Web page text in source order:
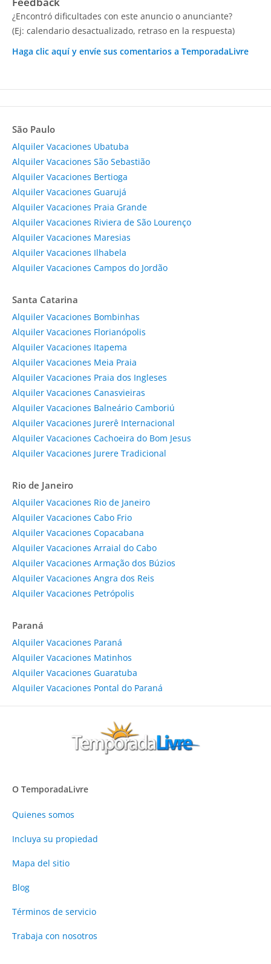
¿Encontró dificultades con este anuncio o anunciante?
(Ej: calendario desactualizado, retraso en la respuesta)
Haga clic aquí y envíe sus comentarios a TemporadaLivre
São Paulo
Alquiler Vacaciones Ubatuba
Alquiler Vacaciones São Sebastião
Alquiler Vacaciones Bertioga
Alquiler Vacaciones Guarujá
Alquiler Vacaciones Praia Grande
Alquiler Vacaciones Riviera de São Lourenço
Alquiler Vacaciones Maresias
Alquiler Vacaciones Ilhabela
Alquiler Vacaciones Campos do Jordão
Santa Catarina
Alquiler Vacaciones Bombinhas
Alquiler Vacaciones Florianópolis
Alquiler Vacaciones Itapema
Alquiler Vacaciones Meia Praia
Alquiler Vacaciones Praia dos Ingleses
Alquiler Vacaciones Canasvieiras
Alquiler Vacaciones Balneário Camboriú
Alquiler Vacaciones Jurerê Internacional
Alquiler Vacaciones Cachoeira do Bom Jesus
Alquiler Vacaciones Jurere Tradicional
Rio de Janeiro
Alquiler Vacaciones Rio de Janeiro
Alquiler Vacaciones Cabo Frio
Alquiler Vacaciones Copacabana
Alquiler Vacaciones Arraial do Cabo
Alquiler Vacaciones Armação dos Búzios
Alquiler Vacaciones Angra dos Reis
Alquiler Vacaciones Petrópolis
Paraná
Alquiler Vacaciones Paraná
Alquiler Vacaciones Matinhos
Alquiler Vacaciones Guaratuba
Alquiler Vacaciones Pontal do Paraná
O TemporadaLivre
Quienes somos
Incluya su propiedad
Mapa del sitio
Blog
Términos de servicio
Trabaja con nosotros